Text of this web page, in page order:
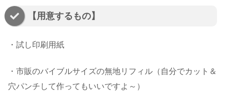
【用意するもの】
・ 試し印刷用紙
・ 市販のバイブルサイズの無地リフィル （自分でカット＆
穴パンチして作ってもいいですよ～）